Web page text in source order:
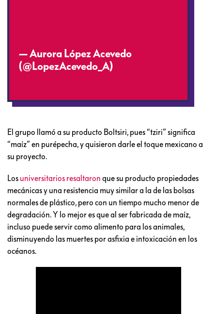
— Aurora López Acevedo
(@LopezAcevedo_A)
El grupo llamó a su producto Boltsiri, pues “tziri” significa
“maíz” en purépecha, y quisieron darle el toque mexicano a
su proyecto.
Los universitarios resaltaron que su producto propiedades
mecánicas y una resistencia muy similar a la de las bolsas
normales de plástico, pero con un tiempo mucho menor de
degradación. Y lo mejor es que al ser fabricada de maíz,
incluso puede servir como alimento para los animales,
disminuyendo las muertes por asfixia e intoxicación en los
océanos.